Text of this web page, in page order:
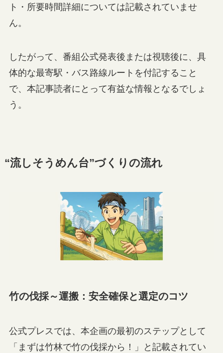
ト・所要時間詳細については記載されていませ
ん。
したがって、番組公式発表後または視聴後に、具
体的な最寄駅・バス路線ルートを付記すること
で、本記事読者にとって有益な情報となるでしょ
う。
“流しそうめん台”づくりの流れ
竹の伐採～運搬：安全確保と選定のコツ
公式プレスでは、本企画の最初のステップとして
「まずは竹林で竹の伐採から！」と記載されてい